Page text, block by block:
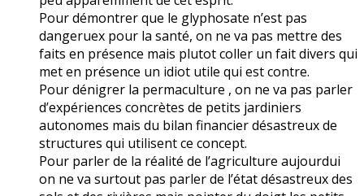
Pour démontrer que le glyphosate n’est pas
dangeruex pour la santé, on ne va pas mettre des
faits en présence mais plutot coller un fait divers qui
met en présence un idiot utile qui est contre.
Pour dénigrer la permaculture , on ne va pas parler
d’expériences concrètes de petits jardiniers
autonomes mais du bilan financier désastreux de
structures qui utilisent ce concept.
Pour parler de la réalité de l’agriculture aujourdui
on ne va surtout pas parler de l’état désastreux des